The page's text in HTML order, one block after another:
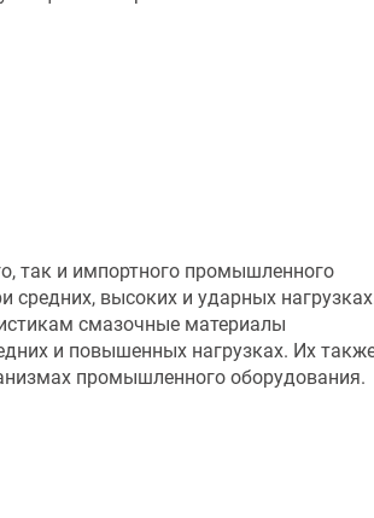
так и импортного промышленного
высоких и ударных
смазочные материалы
и повышенных нагрузках. Их
промышленного оборудования.